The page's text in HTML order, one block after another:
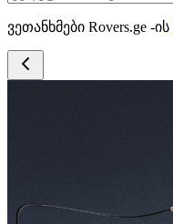
ვეთანხმები Rovers.ge -ის